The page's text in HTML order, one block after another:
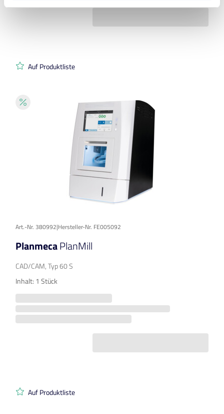
Auf Produktliste
Art.-Nr. 380992|Hersteller-Nr. FE005092
PlanmecaPlanMill
CAD/CAM, Typ 60 S
Inhalt: 1 Stück
Auf Produktliste